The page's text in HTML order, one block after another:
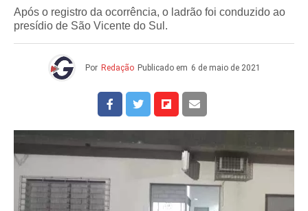
Após o registro da ocorrência, o ladrão foi conduzido ao
presídio de São Vicente do Sul.
Por Redação Publicado em 6 de maio de 2021